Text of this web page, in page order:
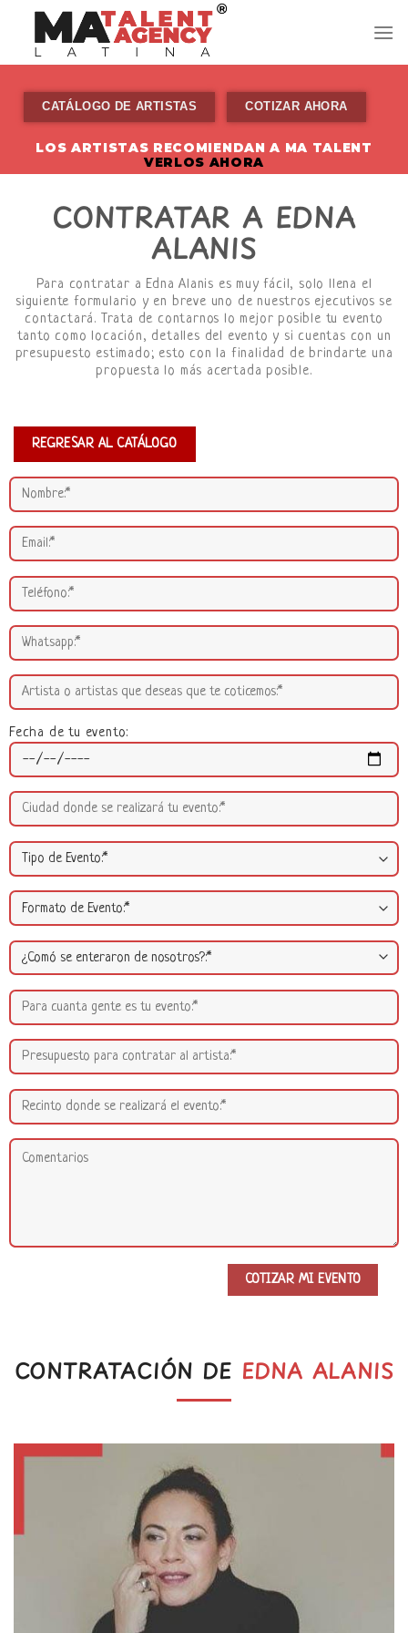
content
CATÁLOGO DE ARTISTAS COTIZAR AHORA
LOS ARTISTAS RECOMIENDAN A MA TALENT
VERLOS AHORA
CONTRATAR A EDNA
ALANIS
Para contratar a Edna Alanis es muy fácil, solo llena el
siguiente formulario y en breve uno de nuestros ejecutivos se
contactará. Trata de contarnos lo mejor posible tu evento
tanto como locación, detalles del evento y si cuentas con un
presupuesto estimado; esto con la finalidad de brindarte una
propuesta lo más acertada posible.
REGRESAR AL CATÁLOGO
Fecha de tu evento:
CONTRATACIÓN DE EDNA ALANIS